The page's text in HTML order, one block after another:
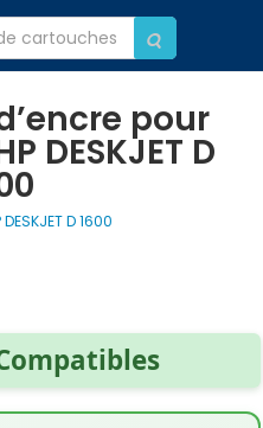
pour
DESKJET D
DESKJET D 1600